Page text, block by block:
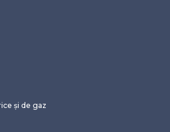
și de gaz